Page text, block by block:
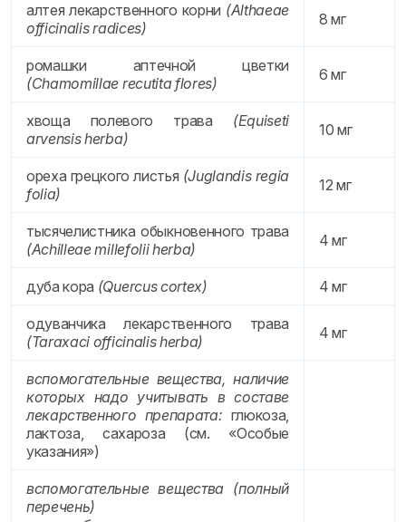
алтея лекарственного корни (Althaeae
officinalis radices)
8 мг
ромашки аптечной цветки
(Сhamomillae recutita flores)
6 мг
хвоща полевого трава (Equiseti
arvensis herba)
10 мг
ореха грецкого листья (Juglandis regia
folia)
12 мг
тысячелистника обыкновенного трава
(Achilleae millefolii herba)
4 мг
дуба кора (Quercus cortex) 4 мг
одуванчика лекарственного трава
(Taraxaci officinalis herba)
4 мг
вспомогательные вещества, наличие
которых надо учитывать в составе
лекарственного препарата: глюкоза,
лактоза, сахароза (см. «Особые
указания»)
вспомогательные вещества (полный
перечень)